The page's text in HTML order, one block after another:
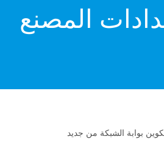
المصنع
بوابة الشبكة من جديد